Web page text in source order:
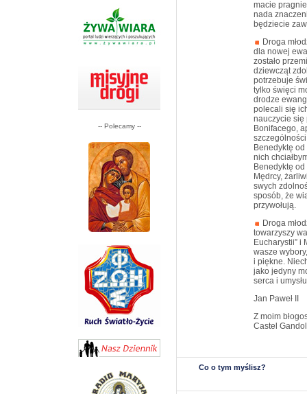
-- Polecamy --
macie
nada
będziecie
Droga
dla nowej
zostało
dziewcząt
potrzebuje
tylko święci
drodze
polecali się
nauczycie się
Bonifacego,
Benedyktę
nich
Benedyktę
Mędrcy,
swych
sposób, że
przywołują.
Droga
towarzyszy
Eucharystii” i
wasze
i piękne.
jako jedyny
serca i
Jan Paweł II
Z moim
Castel
Co o tym myślisz?